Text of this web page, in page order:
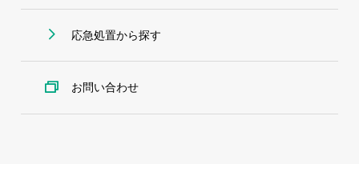
応急処置から探す
お問い合わせ